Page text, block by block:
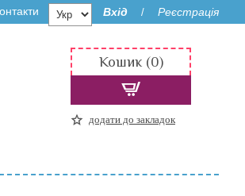
Вхід / Реєстрація
Кошик (0)
додати до закладок